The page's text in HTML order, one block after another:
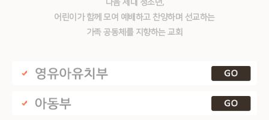
다음 세대 청소년,
어린이가 함께 모여 예배하고 찬양하며 선교하는
가족 공동체를 지향하는 교회